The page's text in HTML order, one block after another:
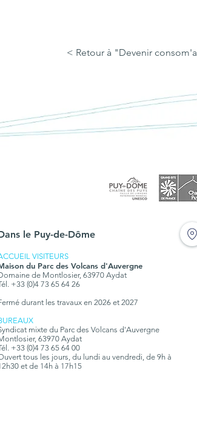
< Retour à "Devenir
le Puy-de-Dôme
VISITEURS
du Parc des Volcans d'Auvergne
de Montlosier, 63970 Aydat
+33 (0)4 73 65 64 26
durant les travaux en 2026 et 2027
mixte du Parc des Volcans d'Auvergne
63970 Aydat
+33 (0)4 73 65 64 00
tous les jours, du lundi au vendredi, de 9h à
et de 14h à 17h15